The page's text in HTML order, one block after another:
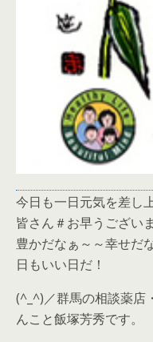
今日も一日元気を差し
皆さん＃お早うございま
豊かだなぁ～～幸せだ
日もいい日だ！
(^_^)／群馬の相談薬店
んこと飯塚芳秀です。